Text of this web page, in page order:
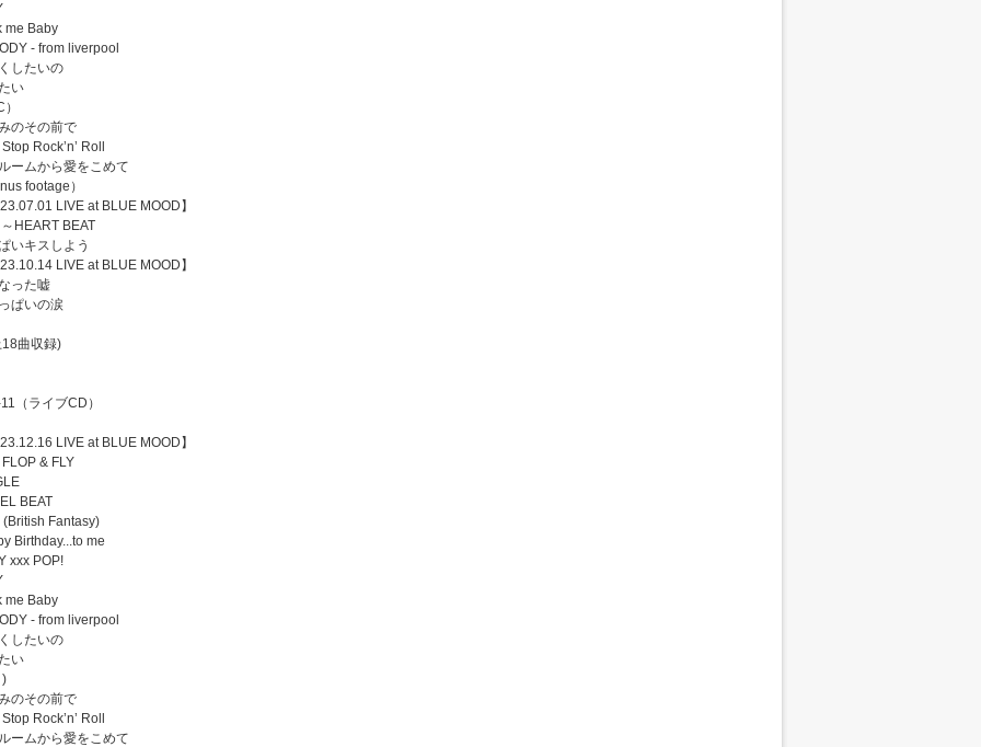
me Baby
- from liverpool
したいの
い
のその前で
Rock’n’ Roll
ームから愛をこめて
footage）
LIVE at BLUE MOOD】
HEART BEAT
いキスしよう
LIVE at BLUE MOOD】
った嘘
ぱいの涙
曲収録)
（ライブCD）
LIVE at BLUE MOOD】
& FLY
BEAT
Fantasy)
Birthday...to me
xxx POP!
me Baby
- from liverpool
したいの
い
)
のその前で
Rock’n’ Roll
ームから愛をこめて